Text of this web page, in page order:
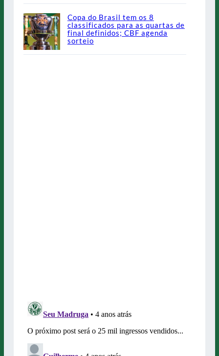
Copa do Brasil tem os 8
classificados para as quartas de
final definidos; CBF agenda
sorteio